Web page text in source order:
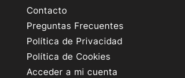
Contacto
Preguntas Frecuentes
Política de Privacidad
Política de Cookies
Acceder a mi cuenta